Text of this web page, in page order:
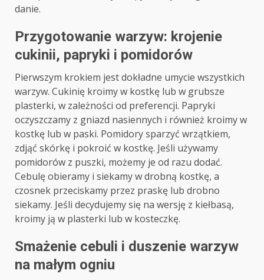
danie.
Przygotowanie warzyw: krojenie
cukinii, papryki i pomidorów
Pierwszym krokiem jest dokładne umycie wszystkich
warzyw. Cukinię kroimy w kostkę lub w grubsze
plasterki, w zależności od preferencji. Papryki
oczyszczamy z gniazd nasiennych i również kroimy w
kostkę lub w paski. Pomidory sparzyć wrzątkiem,
zdjąć skórkę i pokroić w kostkę. Jeśli używamy
pomidorów z puszki, możemy je od razu dodać.
Cebulę obieramy i siekamy w drobną kostkę, a
czosnek przeciskamy przez praskę lub drobno
siekamy. Jeśli decydujemy się na wersję z kiełbasą,
kroimy ją w plasterki lub w kosteczkę.
Smażenie cebuli i duszenie warzyw
na małym ogniu